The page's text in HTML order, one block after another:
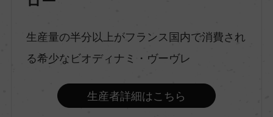
品種（原材料）
生産量の半分以上がフランス国内で消費され
る希少なビオディナミ・ヴーヴレ
生産者詳細はこちら